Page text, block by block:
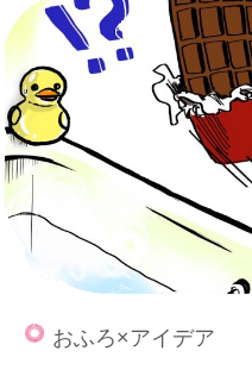
おふろ×アイデア